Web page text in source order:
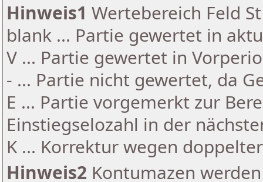
Hinweis1 Wertebereich Feld
blank ... Partie gewertet in
V ... Partie gewertet in
- ... Partie nicht gewertet, da
E ... Partie vorgemerkt zur
Einstiegselozahl in der
K ... Korrektur wegen
Hinweis2 Kontumazen